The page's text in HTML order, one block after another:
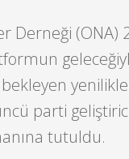
Derneği (ONA)
bekleyen
parti
tutuldu.